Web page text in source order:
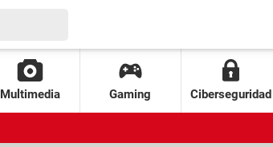
Multimedia Gaming Ciberseguridad